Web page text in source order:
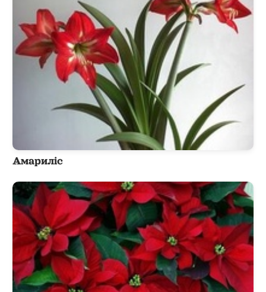
Амариліс